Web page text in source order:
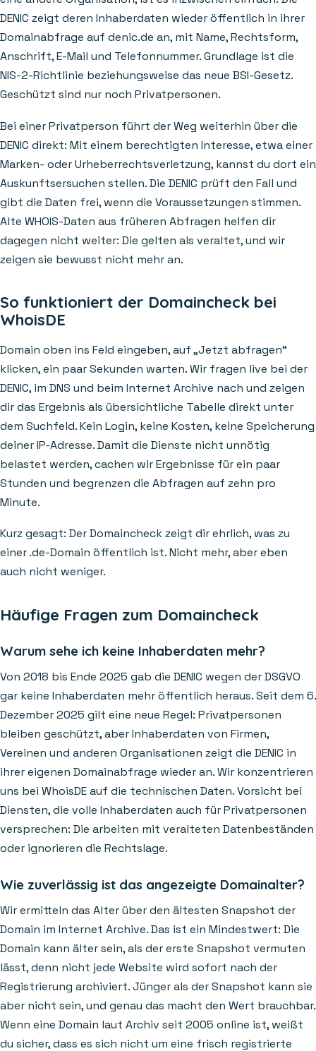
DENIC zeigt deren Inhaberdaten wieder öffentlich in ihrer
Domainabfrage auf denic.de an, mit Name, Rechtsform,
Anschrift, E-Mail und Telefonnummer. Grundlage ist die
NIS-2-Richtlinie beziehungsweise das neue BSI-Gesetz.
Geschützt sind nur noch Privatpersonen.
Bei einer Privatperson führt der Weg weiterhin über die
DENIC direkt: Mit einem berechtigten Interesse, etwa einer
Marken- oder Urheberrechtsverletzung, kannst du dort ein
Auskunftsersuchen stellen. Die DENIC prüft den Fall und
gibt die Daten frei, wenn die Voraussetzungen stimmen.
Alte WHOIS-Daten aus früheren Abfragen helfen dir
dagegen nicht weiter: Die gelten als veraltet, und wir
zeigen sie bewusst nicht mehr an.
So funktioniert der Domaincheck bei
WhoisDE
Domain oben ins Feld eingeben, auf „Jetzt abfragen“
klicken, ein paar Sekunden warten. Wir fragen live bei der
DENIC, im DNS und beim Internet Archive nach und zeigen
dir das Ergebnis als übersichtliche Tabelle direkt unter
dem Suchfeld. Kein Login, keine Kosten, keine Speicherung
deiner IP-Adresse. Damit die Dienste nicht unnötig
belastet werden, cachen wir Ergebnisse für ein paar
Stunden und begrenzen die Abfragen auf zehn pro
Minute.
Kurz gesagt: Der Domaincheck zeigt dir ehrlich, was zu
einer .de-Domain öffentlich ist. Nicht mehr, aber eben
auch nicht weniger.
Häufige Fragen zum Domaincheck
Warum sehe ich keine Inhaberdaten mehr?
Von 2018 bis Ende 2025 gab die DENIC wegen der DSGVO
gar keine Inhaberdaten mehr öffentlich heraus. Seit dem 6.
Dezember 2025 gilt eine neue Regel: Privatpersonen
bleiben geschützt, aber Inhaberdaten von Firmen,
Vereinen und anderen Organisationen zeigt die DENIC in
ihrer eigenen Domainabfrage wieder an. Wir konzentrieren
uns bei WhoisDE auf die technischen Daten. Vorsicht bei
Diensten, die volle Inhaberdaten auch für Privatpersonen
versprechen: Die arbeiten mit veralteten Datenbeständen
oder ignorieren die Rechtslage.
Wie zuverlässig ist das angezeigte Domainalter?
Wir ermitteln das Alter über den ältesten Snapshot der
Domain im Internet Archive. Das ist ein Mindestwert: Die
Domain kann älter sein, als der erste Snapshot vermuten
lässt, denn nicht jede Website wird sofort nach der
Registrierung archiviert. Jünger als der Snapshot kann sie
aber nicht sein, und genau das macht den Wert brauchbar.
Wenn eine Domain laut Archiv seit 2005 online ist, weißt
du sicher, dass es sich nicht um eine frisch registrierte